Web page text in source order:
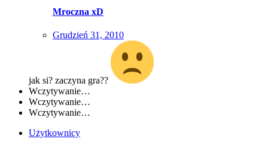
Mroczna xD
Grudzień 31, 2010
jak si? zaczyna gra??
Wczytywanie…
Wczytywanie…
Wczytywanie…
Użytkownicy